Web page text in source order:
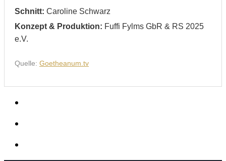
Schnitt: Caroline Schwarz
Konzept & Produktion: Fuffi Fylms GbR & RS 2025
e.V.
Quelle: Goetheanum.tv